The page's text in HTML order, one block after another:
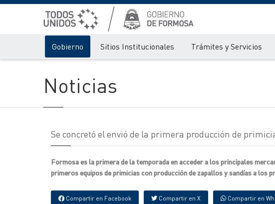
Gobierno Sitios Institucionales Trámites y Servicios
Noticias
Se concretó el envió de la primera producción de
Formosa es la primera de la temporada en acceder a los principales
primeros equipos de primicias con producción de zapallos y sandías a los
Compartir en Facebook Compartir en X Compartir en